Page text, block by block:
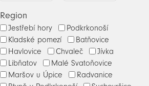
Region
Jestřebí hory
Podkrkonoší
Kladské pomezí
Batňovice
Havlovice
Chvaleč
Jívka
Libňatov
Malé Svatoňovice
Maršov u Úpice
Radvanice